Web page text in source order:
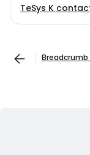
TeSys K
Breadcrumb